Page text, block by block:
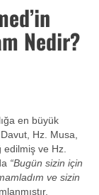
Nedir?
en büyük
Hz. Musa,
ve Hz.
“Bugün sizin için
ve sizin